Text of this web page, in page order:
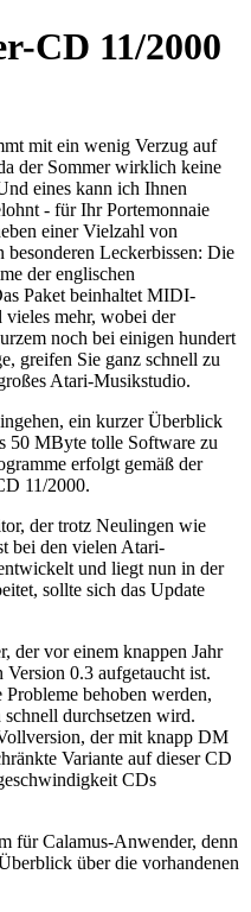
CD 11/2000
mit ein wenig Verzug auf
der Sommer wirklich keine
eines kann ich Ihnen
- für Ihr Portemonnaie
einer Vielzahl von
besonderen Leckerbissen: Die
der englischen
Paket beinhaltet MIDI-
vieles mehr, wobei der
noch bei einigen hundert
greifen Sie ganz schnell zu
Atari-Musikstudio.
ein kurzer Überblick
50 MByte tolle Software zu
erfolgt gemäß der
11/2000.
der trotz Neulingen wie
bei den vielen Atari-
und liegt nun in der
sollte sich das Update
der vor einem knappen Jahr
Version 0.3 aufgetaucht ist.
behoben werden,
schnell durchsetzen wird.
der mit knapp DM
Variante auf dieser CD
CDs
für Calamus-Anwender, denn
über die vorhandenen